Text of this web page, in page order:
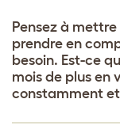
Pensez à
prendre en
besoin. Est-ce
mois de plus en
constamment